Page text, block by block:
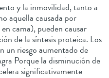
y la inmovilidad, tanto a
aquella causada por
cama), pueden causar
de la síntesis proteica. Los
un riesgo aumentado de
Porque la disminución de
significativamente